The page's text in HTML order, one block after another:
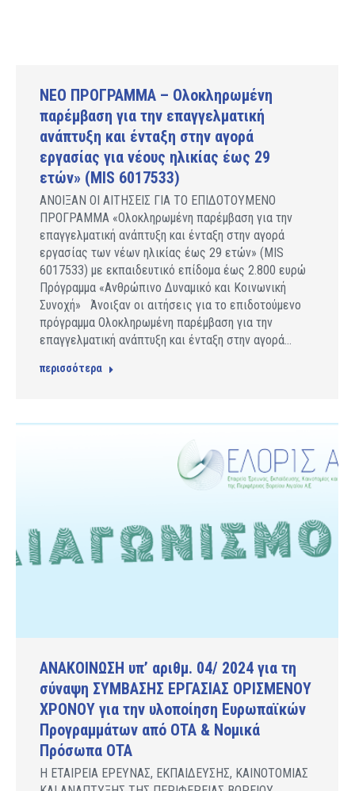
ΝΕΟ ΠΡΟΓΡΑΜΜΑ – Ολοκληρωμένη
παρέμβαση για την επαγγελματική
ανάπτυξη και ένταξη στην αγορά
εργασίας για νέους ηλικίας έως 29
ετών» (MIS 6017533)
ΑΝΟΙΞΑΝ ΟΙ ΑΙΤΗΣΕΙΣ ΓΙΑ ΤΟ ΕΠΙΔΟΤΟΥΜΕΝΟ
ΠΡΟΓΡΑΜΜΑ «Ολοκληρωμένη παρέμβαση για την
επαγγελματική ανάπτυξη και ένταξη στην αγορά
εργασίας των νέων ηλικίας έως 29 ετών» (MIS
6017533) με εκπαιδευτικό επίδομα έως 2.800 ευρώ
Πρόγραμμα «Ανθρώπινο Δυναμικό και Κοινωνική
Συνοχή» Άνοιξαν οι αιτήσεις για το επιδοτούμενο
πρόγραμμα Ολοκληρωμένη παρέμβαση για την
επαγγελματική ανάπτυξη και ένταξη στην αγορά…
περισσότερα
ΑΝΑΚΟΙΝΩΣΗ υπ’ αριθμ. 04/ 2024 για τη
σύναψη ΣΥΜΒΑΣΗΣ ΕΡΓΑΣΙΑΣ ΟΡΙΣΜΕΝΟΥ
ΧΡΟΝΟΥ για την υλοποίηση Ευρωπαϊκών
Προγραμμάτων από ΟΤΑ & Νομικά
Πρόσωπα ΟΤΑ
Η ΕΤΑΙΡΕΙΑ ΕΡΕΥΝΑΣ, ΕΚΠΑΙΔΕΥΣΗΣ, ΚΑΙΝΟΤΟΜΙΑΣ